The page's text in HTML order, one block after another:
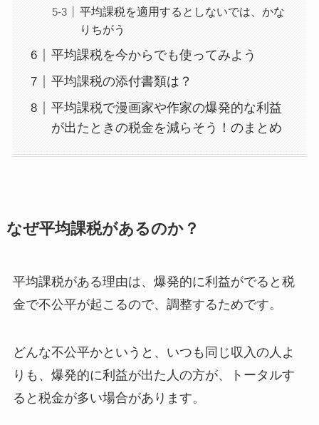
平均課税を適用するとしないでは、かな
りちがう
平均課税を今からでも使ってみよう
平均課税の添付書類は？
平均課税で漫画家や作家の爆発的な利益
が出たときの税金を減らそう！のまとめ
なぜ平均課税があるのか？
平均課税がある理由は、爆発的に利益がでると税
金で不公平が起こるので、調整するためです。
どんな不公平かというと、いつも同じ収入の人よ
りも、爆発的に利益が出た人の方が、トータルす
ると税金が多い場合があります。